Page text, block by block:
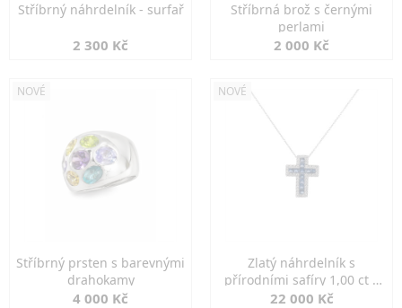
Stříbrný náhrdelník - surfař
2 300 Kč
Stříbrná brož s černými
perlami
2 000 Kč
NOVÉ
Stříbrný prsten s barevnými
drahokamy
4 000 Kč
NOVÉ
Zlatý náhrdelník s
přírodními safíry 1,00 ct a
diamanty
22 000 Kč